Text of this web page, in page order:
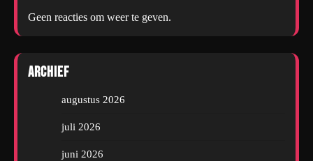
Geen reacties om weer te geven.
Archief
augustus 2026
juli 2026
juni 2026